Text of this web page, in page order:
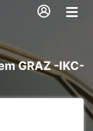
GRAZ -IKC-